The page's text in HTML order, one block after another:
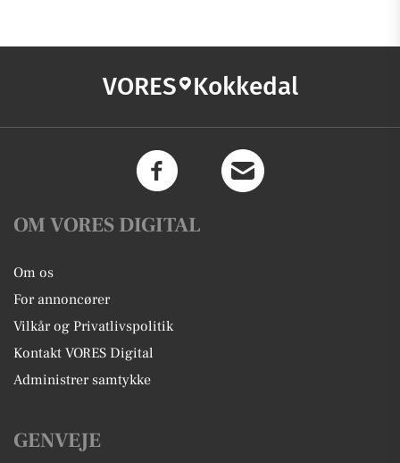
VORES Kokkedal
OM VORES DIGITAL
Om os
For annoncører
Vilkår og Privatlivspolitik
Kontakt VORES Digital
Administrer samtykke
GENVEJE